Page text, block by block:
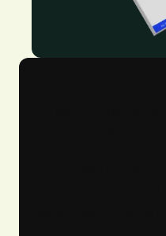
Verwerfungen
Führungskräfte
Hälfte der
Derartige